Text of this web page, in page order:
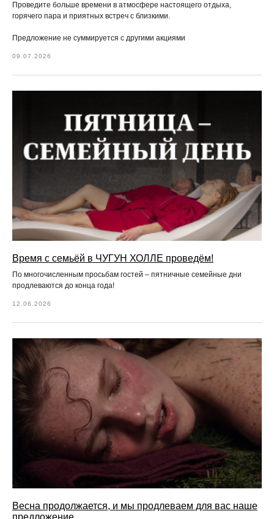
Проведите больше времени в атмосфере настоящего отдыха,
горячего пара и приятных встреч с близкими.
Предложение не суммируется с другими акциями
09.07.2026
Время с семьёй в ЧУГУН ХОЛЛЕ проведём!
По многочисленным просьбам гостей – пятничные семейные дни
продлеваются до конца года!
12.06.2026
Весна продолжается, и мы продлеваем для вас наше
предложение.